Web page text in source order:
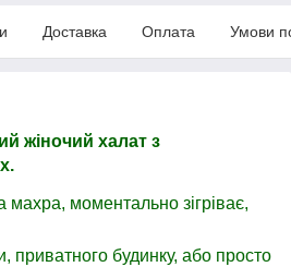
Доставка Оплата Умови
жіночий халат з
моментально зігріває,
приватного будинку, або просто